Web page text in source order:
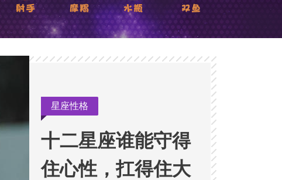
星座性格
十二星座谁能守得
住心性，扛得住大